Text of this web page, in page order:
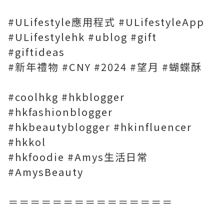
#ULifestyle應用程式 #ULifestyleApp
#ULifestylehk #ublog #gift
#giftideas
#新年禮物 #CNY #2024 #望月 #蝴蝶酥
#coolhkg #hkblogger
#hkfashionblogger
#hkbeautyblogger #hkinfluencer
#hkkol
#hkfoodie #Amys生活日常
#AmysBeauty
＝＝＝＝＝＝＝＝＝＝＝＝＝＝＝